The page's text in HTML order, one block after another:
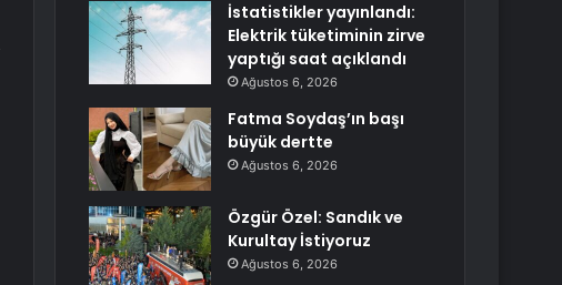
İstatistikler yayınlandı:
Elektrik tüketiminin zirve
yaptığı saat açıklandı
Ağustos 6, 2026
Fatma Soydaş’ın başı
büyük dertte
Ağustos 6, 2026
Özgür Özel: Sandık ve
Kurultay İstiyoruz
Ağustos 6, 2026